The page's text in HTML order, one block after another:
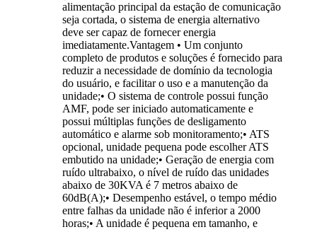
alimentação principal da estação de comunicação
seja cortada, o sistema de energia alternativo
deve ser capaz de fornecer energia
imediatamente.Vantagem • Um conjunto
completo de produtos e soluções é fornecido para
reduzir a necessidade de domínio da tecnologia
do usuário, e facilitar o uso e a manutenção da
unidade;• O sistema de controle possui função
AMF, pode ser iniciado automaticamente e
possui múltiplas funções de desligamento
automático e alarme sob monitoramento;• ATS
opcional, unidade pequena pode escolher ATS
embutido na unidade;• Geração de energia com
ruído ultrabaixo, o nível de ruído das unidades
abaixo de 30KVA é 7 metros abaixo de
60dB(A);• Desempenho estável, o tempo médio
entre falhas da unidade não é inferior a 2000
horas;• A unidade é pequena em tamanho, e